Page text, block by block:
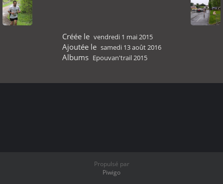
Créée le vendredi 1 mai 2015
Ajoutée le samedi 13 août 2016
Albums Epouvan'trail 2015
Propulsé par
Piwigo